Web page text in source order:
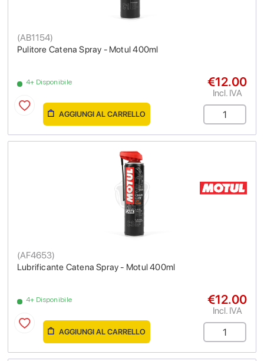
Pulitore Catena Spray - Motul 400ml
(AB1154)
4+ Disponibile €12.00
Incl. IVA
AGGIUNGI AL CARRELLO
Lubrificante Catena Spray - Motul 400ml
(AF4653)
4+ Disponibile €12.00
Incl. IVA
AGGIUNGI AL CARRELLO